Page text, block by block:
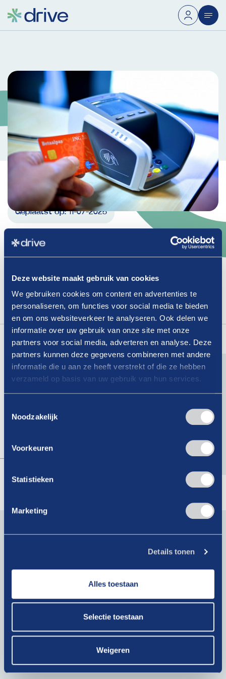
Deze website maakt gebruik van cookies
We gebruiken cookies om content en advertenties te
personaliseren, om functies voor social media te bieden
en om ons websiteverkeer te analyseren. Ook delen we
informatie over uw gebruik van onze site met onze
partners voor social media, adverteren en analyse. Deze
partners kunnen deze gegevens combineren met andere
informatie die u aan ze heeft verstrekt of die ze hebben
verzameld op basis van uw gebruik van hun services.
Noodzakelijk
Voorkeuren
Statistieken
Marketing
Details tonen
Alles toestaan
Selectie toestaan
Weigeren
Geplaatst op:11-07-2025
Ledenvoordeel: Pinnen
gauw honderden euro’s.
Bekijk het voordeel
Lees ook eens
geen vertrouwenspersoon?
Lees verder
Blijf op de hoogte van actueel branchenieuws. Schrijf je
Krijg als lid toegang tot exclusieve artikelen!
Bij het klikken op ‘Verzenden’ ga je akkoord met ons
privacybeleid.